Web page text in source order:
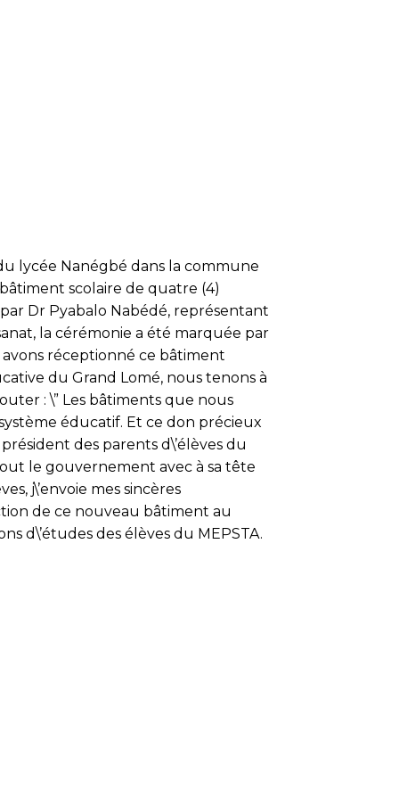
lycée Nanégbé dans la commune
scolaire de quatre (4)
Dr Pyabalo Nabédé, représentant
la cérémonie a été marquée par
avons réceptionné ce bâtiment
du Grand Lomé, nous tenons à
: \” Les bâtiments que nous
éducatif. Et ce don précieux
des parents d\’élèves du
le gouvernement avec à sa tête
j\’envoie mes sincères
de ce nouveau bâtiment au
d\’études des élèves du MEPSTA.